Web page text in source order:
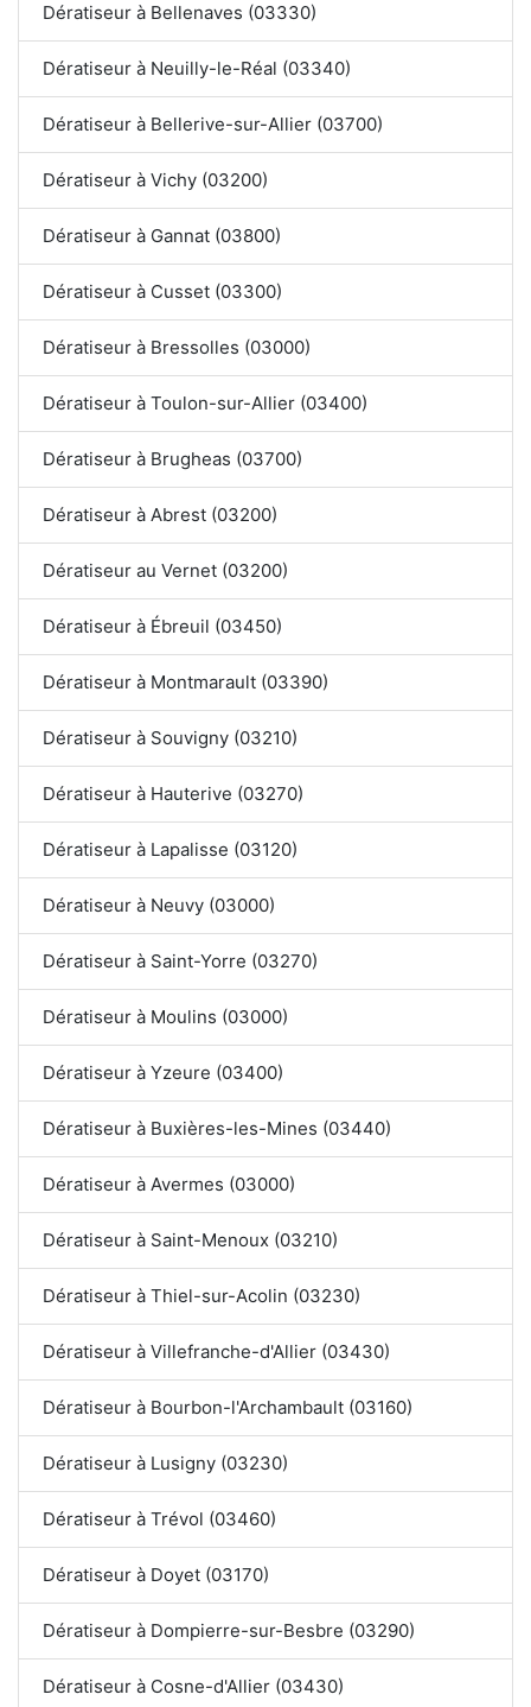
Dératiseur à Bellenaves (03330)
Dératiseur à Neuilly-le-Réal (03340)
Dératiseur à Bellerive-sur-Allier (03700)
Dératiseur à Vichy (03200)
Dératiseur à Gannat (03800)
Dératiseur à Cusset (03300)
Dératiseur à Bressolles (03000)
Dératiseur à Toulon-sur-Allier (03400)
Dératiseur à Brugheas (03700)
Dératiseur à Abrest (03200)
Dératiseur au Vernet (03200)
Dératiseur à Ébreuil (03450)
Dératiseur à Montmarault (03390)
Dératiseur à Souvigny (03210)
Dératiseur à Hauterive (03270)
Dératiseur à Lapalisse (03120)
Dératiseur à Neuvy (03000)
Dératiseur à Saint-Yorre (03270)
Dératiseur à Moulins (03000)
Dératiseur à Yzeure (03400)
Dératiseur à Buxières-les-Mines (03440)
Dératiseur à Avermes (03000)
Dératiseur à Saint-Menoux (03210)
Dératiseur à Thiel-sur-Acolin (03230)
Dératiseur à Villefranche-d'Allier (03430)
Dératiseur à Bourbon-l'Archambault (03160)
Dératiseur à Lusigny (03230)
Dératiseur à Trévol (03460)
Dératiseur à Doyet (03170)
Dératiseur à Dompierre-sur-Besbre (03290)
Dératiseur à Cosne-d'Allier (03430)